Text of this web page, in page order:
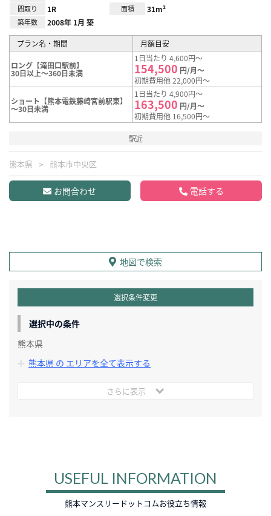
間取り 1R 面積 31m²
築年数 2008年 1月 築
プラン名・期間 月額目安
ロング【滝田口駅前】
30日以上～360日未満
1日当たり 4,600円～
154,500 円/月～
初期費用他 22,000円～
ショート【熊本電鉄藤崎宮前駅東】
～30日未満
1日当たり 4,900円～
163,500 円/月～
初期費用他 16,500円～
駅近
熊本県 熊本市中央区
お問合わせ 電話する
地図で検索
選択条件変更
選択中の条件
熊本県
熊本県 の エリアを全て表示する
さらに表示
USEFUL INFORMATION
熊本マンスリードットコムお役立ち情報